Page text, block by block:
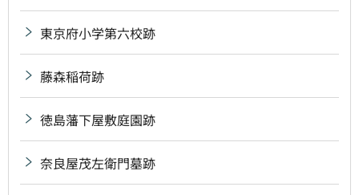
東京府小学第六校跡
藤森稲荷跡
徳島藩下屋敷庭園跡
奈良屋茂左衛門墓跡